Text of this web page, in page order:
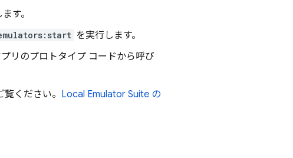
す。
を実行します。
リのプロトタイプ コードから呼び
覧ください。 Local Emulator Suite の